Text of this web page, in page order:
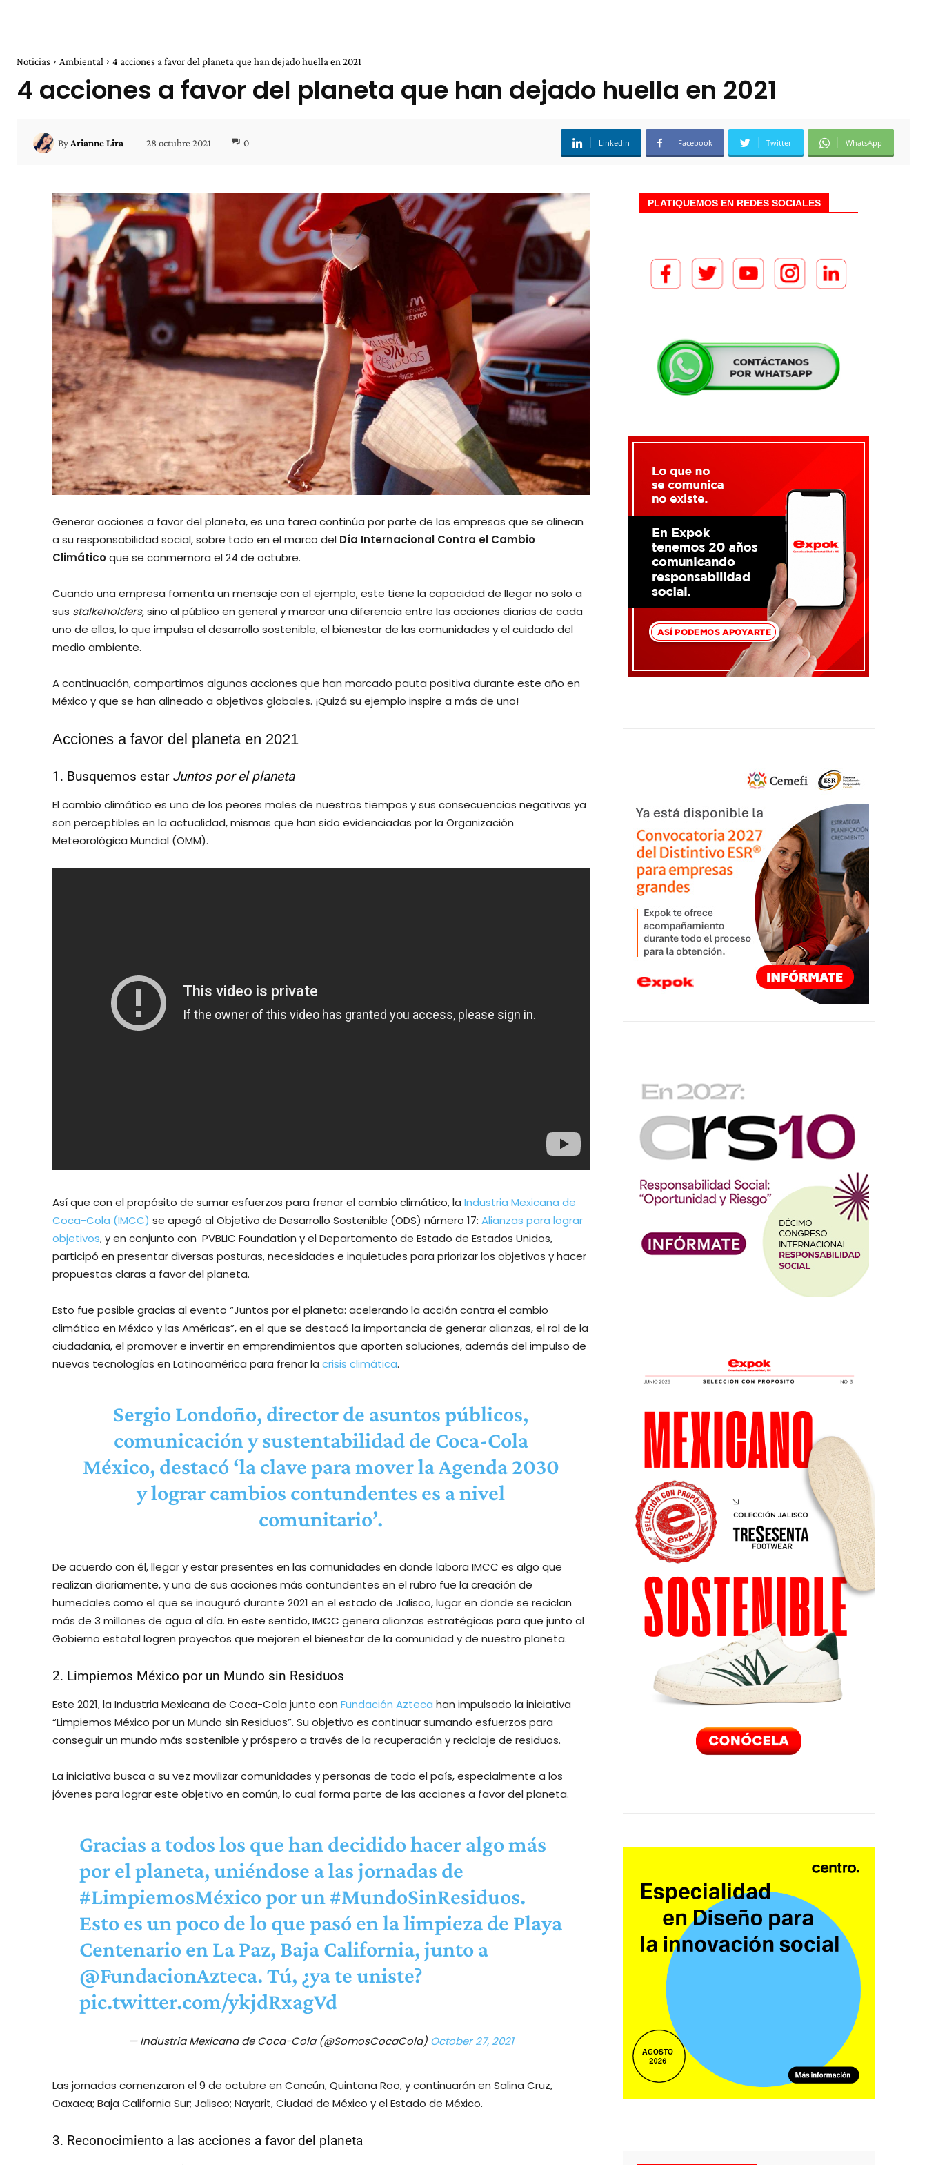
Noticias Ambiental 4 acciones a favor del planeta que han dejado huella en 2021
4 acciones a favor del planeta que han dejado huella en 2021
By Arianne Lira 28 octubre 2021 0 Linkedin Facebook Twitter WhatsApp
Generar acciones a favor del planeta, es una tarea continúa por parte de las empresas que se alinean
a su responsabilidad social, sobre todo en el marco del Día Internacional Contra el Cambio
Climáticoque se conmemora el 24 de octubre.
Cuando una empresa fomenta un mensaje con el ejemplo, este tiene la capacidad de llegar no solo a
sus stalkeholders,sino al público en general y marcar una diferencia entre las acciones diarias de cada
uno de ellos, lo que impulsa el desarrollo sostenible, el bienestar de las comunidades y el cuidado del
medio ambiente.
A continuación, compartimos algunas acciones que han marcado pauta positiva durante este año en
México y que se han alineado a objetivos globales. ¡Quizá su ejemplo inspire a más de uno!
Acciones a favor del planeta en 2021
1. Busquemos estar Juntos por el planeta
El cambio climático es uno de los peores males de nuestros tiempos y sus consecuencias negativas ya
son perceptibles en la actualidad, mismas que han sido evidenciadas por la Organización
Meteorológica Mundial (OMM).
Así que con el propósito de sumar esfuerzos para frenar el cambio climático, la Industria Mexicana de
Coca-Cola (IMCC) se apegó al Objetivo de Desarrollo Sostenible (ODS) número 17: Alianzas para lograr
objetivos, y en conjunto con PVBLIC Foundation y el Departamento de Estado de Estados Unidos,
participó en presentar diversas posturas, necesidades e inquietudes para priorizar los objetivos y hacer
propuestas claras a favor del planeta.
Esto fue posible gracias al evento “Juntos por el planeta: acelerando la acción contra el cambio
climático en México y las Américas”, en el que se destacó la importancia de generar alianzas, el rol de la
ciudadanía, el promover e invertir en emprendimientos que aporten soluciones, además del impulso de
nuevas tecnologías en Latinoamérica para frenar la crisis climática.
Sergio Londoño, director de asuntos públicos,
comunicación y sustentabilidad de Coca-Cola
México, destacó ‘la clave para mover la Agenda 2030
y lograr cambios contundentes es a nivel
comunitario’.
De acuerdo con él, llegar y estar presentes en las comunidades en donde labora IMCC es algo que
realizan diariamente, y una de sus acciones más contundentes en el rubro fue la creación de
humedales como el que se inauguró durante 2021 en el estado de Jalisco, lugar en donde se reciclan
más de 3 millones de agua al día. En este sentido, IMCC genera alianzas estratégicas para que junto al
Gobierno estatal logren proyectos que mejoren el bienestar de la comunidad y de nuestro planeta.
2. Limpiemos México por un Mundo sin Residuos
Este 2021, la Industria Mexicana de Coca-Cola junto con Fundación Azteca han impulsado la iniciativa
“Limpiemos México por un Mundo sin Residuos”. Su objetivo es continuar sumando esfuerzos para
conseguir un mundo más sostenible y próspero a través de la recuperación y reciclaje de residuos.
La iniciativa busca a su vez movilizar comunidades y personas de todo el país, especialmente a los
jóvenes para lograr este objetivo en común, lo cual forma parte de las acciones a favor del planeta.
Gracias a todos los que han decidido hacer algo más
por el planeta, uniéndose a las jornadas de
#LimpiemosMéxicopor un#MundoSinResiduos.
Esto es un poco de lo que pasó en la limpieza de Playa
Centenario en La Paz, Baja California, junto a
@FundacionAzteca. Tú, ¿ya te uniste?
pic.twitter.com/ykjdRxagVd
— Industria Mexicana de Coca-Cola (@SomosCocaCola) October 27, 2021
Las jornadas comenzaron el 9 de octubre en Cancún, Quintana Roo, y continuarán en Salina Cruz,
Oaxaca; Baja California Sur; Jalisco; Nayarit, Ciudad de México y el Estado de México.
3. Reconocimiento a las acciones a favor del planeta
PLATIQUEMOS EN REDES SOCIALES